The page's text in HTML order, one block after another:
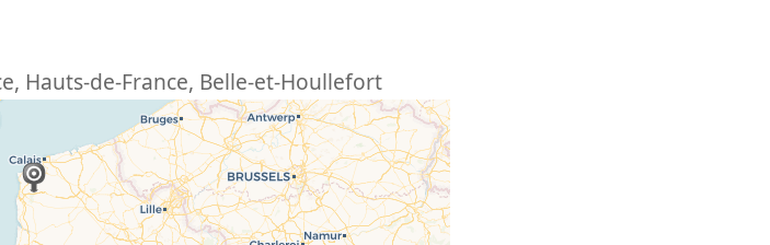
, Hauts-de-France, Belle-et-Houllefort